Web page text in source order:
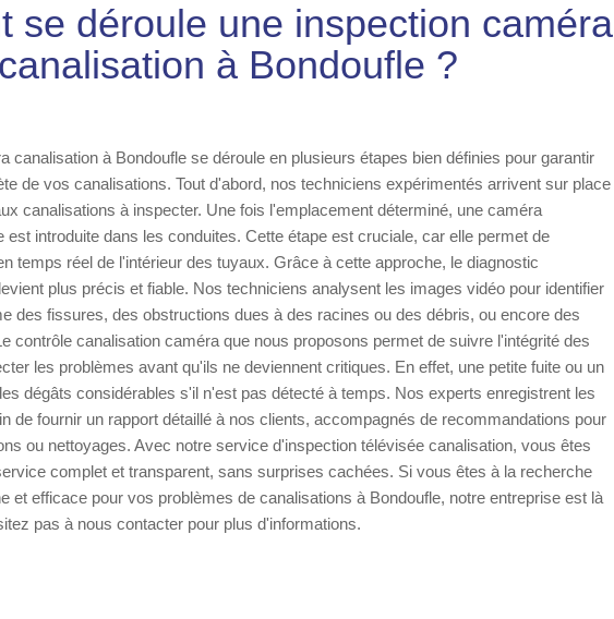
se déroule une inspection caméra
canalisation à Bondoufle ?
canalisation à Bondoufle se déroule en plusieurs étapes bien définies pour garantir
de vos canalisations. Tout d'abord, nos techniciens expérimentés arrivent sur place
canalisations à inspecter. Une fois l'emplacement déterminé, une caméra
est introduite dans les conduites. Cette étape est cruciale, car elle permet de
temps réel de l'intérieur des tuyaux. Grâce à cette approche, le diagnostic
plus précis et fiable. Nos techniciens analysent les images vidéo pour identifier
des fissures, des obstructions dues à des racines ou des débris, ou encore des
contrôle canalisation caméra que nous proposons permet de suivre l'intégrité des
les problèmes avant qu'ils ne deviennent critiques. En effet, une petite fuite ou un
dégâts considérables s'il n'est pas détecté à temps. Nos experts enregistrent les
de fournir un rapport détaillé à nos clients, accompagnés de recommandations pour
ou nettoyages. Avec notre service d'inspection télévisée canalisation, vous êtes
complet et transparent, sans surprises cachées. Si vous êtes à la recherche
et efficace pour vos problèmes de canalisations à Bondoufle, notre entreprise est là
pas à nous contacter pour plus d'informations.